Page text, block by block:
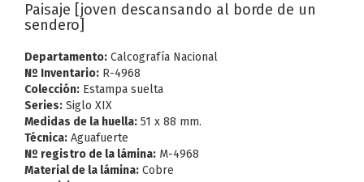
Paisaje [joven descansando al borde de un
sendero]
Departamento: Calcografía Nacional
Nº Inventario: R-4968
Colección: Estampa suelta
Series: Siglo XIX
Medidas de la huella: 51 x 88 mm.
Técnica: Aguafuerte
Nº registro de la lámina: M-4968
Material de la lámina: Cobre